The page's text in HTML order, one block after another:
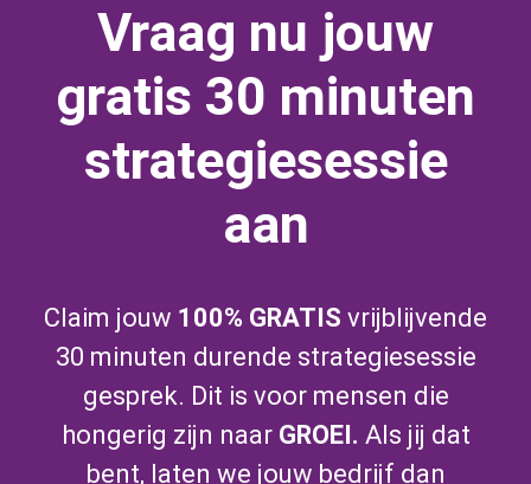
Vraag nu jouw
gratis 30 minuten
strategiesessie
aan
Claim jouw 100% GRATIS vrijblijvende
30 minuten durende strategiesessie
gesprek. Dit is voor mensen die
hongerig zijn naar GROEI. Als jij dat
bent, laten we jouw bedrijf dan